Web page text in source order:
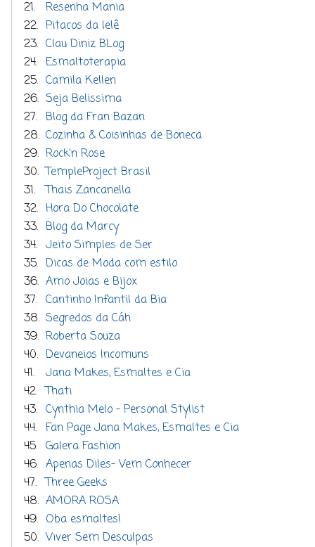
21.
Resenha Mania
22. Pitacos da lelê
23. Clau Diniz BLog
24. Esmaltoterapia
25. Camila Kellen
26. Seja Belissima
27. Blog da Fran Bazan
28. Cozinha & Coisinhas de Boneca
29. Rock'n Rose
30. TempleProject Brasil
31.
Thais Zancanella
32. Hora Do Chocolate
33. Blog da Marcy
34. Jeito Simples de Ser
35. Dicas de Moda com estilo
36. Amo Joias e Bijox
37. Cantinho Infantil da Bia
38. Segredos da Cáh
39. Roberta Souza
40. Devaneios Incomuns
41.
Jana Makes, Esmaltes e Cia
42. Thati
43. Cynthia Melo - Personal Stylist
44. Fan Page Jana Makes, Esmaltes e Cia
45. Galera Fashion
46. Apenas Diles- Vem Conhecer
47. Three Geeks
48. AMORA ROSA
49. Oba esmaltes!
50. Viver Sem Desculpas